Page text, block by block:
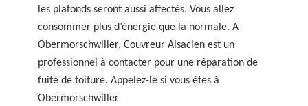
les plafonds seront aussi affectés. Vous allez
consommer plus d’énergie que la normale. A
Obermorschwiller, Couvreur Alsacien est un
professionnel à contacter pour une réparation de
fuite de toiture. Appelez-le si vous êtes à
Obermorschwiller